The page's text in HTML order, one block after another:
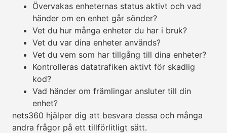
Övervakas enheternas status aktivt och vad
händer om en enhet går sönder?
Vet du hur många enheter du har i bruk?
Vet du var dina enheter används?
Vet du vem som har tillgång till dina enheter?
Kontrolleras datatrafiken aktivt för skadlig
kod?
Vad händer om främlingar ansluter till din
enhet?
nets360 hjälper dig att besvara dessa och många
andra frågor på ett tillförlitligt sätt.